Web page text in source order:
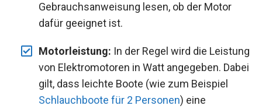
Gebrauchsanweisung lesen, ob der Motor
dafür geeignet ist.
Motorleistung: In der Regel wird die Leistung
von Elektromotoren in Watt angegeben. Dabei
gilt, dass leichte Boote (wie zum Beispiel
Schlauchboote für 2 Personen) eine